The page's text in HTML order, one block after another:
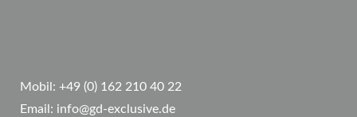
Mobil: +49 (0) 162 210 40 22
Email: info@gd-exclusive.de